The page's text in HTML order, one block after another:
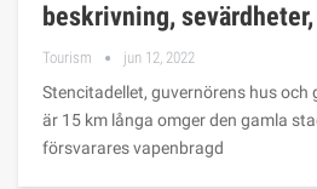
beskrivning,
Tourism jun 12, 2022
Stencitadellet, guvernörens hus
är 15 km långa omger den gamla
försvarares vapenbragd